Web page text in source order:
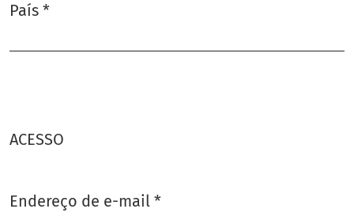
País *
ACESSO
Endereço de e-mail *